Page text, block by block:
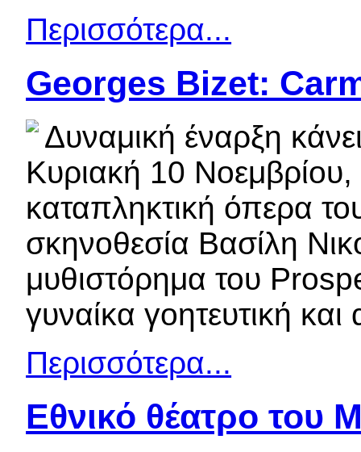
Περισσότερα...
Georges Bizet:
Δυναμική έναρξη
Κυριακή 10
καταπληκτική όπερα
σκηνοθεσία Βασίλη
μυθιστόρημα του
γυναίκα γοητευτική
Περισσότερα...
Εθνικό θέατρο του